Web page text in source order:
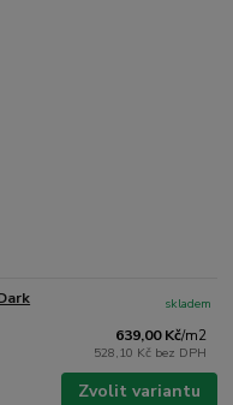
639,00 Kč/m2
528,10 Kč bez DPH
skladem
Zvolit variantu